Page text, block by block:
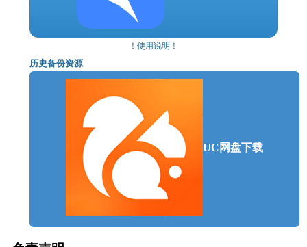
AMD 同级别
内存: 8 GB RAM
显卡: Nvidia GTX 1060 or AMD Radeon R9 390 |
光线追踪要求:RTX2060
DirectX 版本: 11
存储空间: 需要 4 GB 可用空间
70~100帧 ] 1080P高特效 [ 55~80帧 ] ◆最佳体验
显卡为GTX1060
！使用说明！
历史备份资源
UC网盘下载